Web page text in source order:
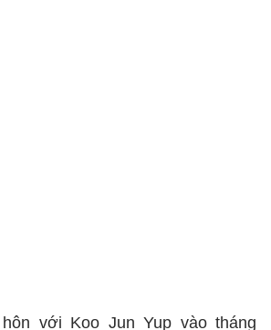
với Koo Jun Yup vào tháng